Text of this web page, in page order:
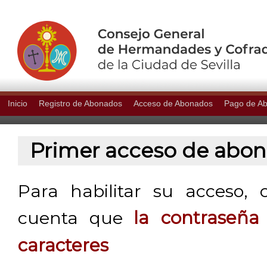
Inicio Registro de Abonados Acceso de Abonados Pago de
Primer acceso de
Para habilitar su acceso,
cuenta que
la
caracteres